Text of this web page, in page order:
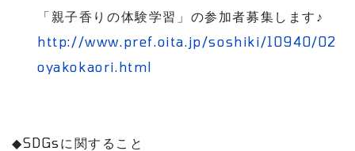
「親子香りの体験学習」の参加者募集します♪
http://www.pref.oita.jp/soshiki/10940/02
oyakokaori.html
◆SDGsに関すること